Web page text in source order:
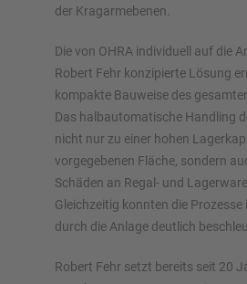
der Kragarmebenen.
Die von OHRA individuell auf die
Robert Fehr konzipierte Lösung
kompakte Bauweise des
Das halbautomatische Handling
nicht nur zu einer hohen
vorgegebenen Fläche, sondern
Schäden an Regal- und
Gleichzeitig konnten die Prozesse
durch die Anlage deutlich
Robert Fehr setzt bereits seit 20